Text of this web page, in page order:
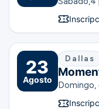
23
Agosto
Dallas
Domingo,